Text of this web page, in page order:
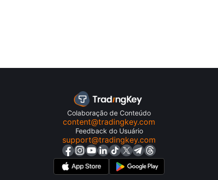
Colaboração de Conteúdo
content@tradingkey.com
Feedback do Usuário
support@tradingkey.com